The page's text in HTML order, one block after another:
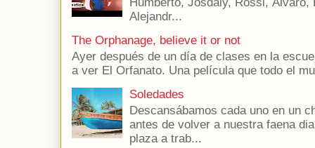
Humberto, Josdaly, Rossi, Álvaro,
Alejandr...
The Orphanage, believe it or not
Ayer después de un día de clases en la
a ver El Orfanato. Una película que todo el
Soledades
Descansábamos cada uno en un
antes de volver a nuestra faena
plaza a trab...